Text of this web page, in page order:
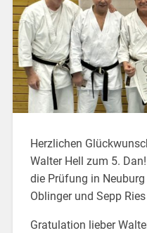
Herzlichen
Walter Hell zum 5.
die Prüfung in
Oblinger und Sepp
Gratulation lieber